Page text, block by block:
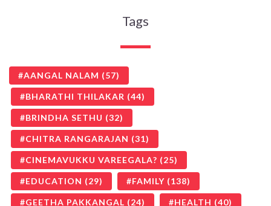
Tags
AANGAL NALAM (57)
BHARATHI THILAKAR (44)
BRINDHA SETHU (32)
CHITRA RANGARAJAN (31)
CINEMAVUKKU VAREEGALA? (25)
EDUCATION (29) FAMILY (138)
GEETHA PAKKANGAL (24) HEALTH (40)